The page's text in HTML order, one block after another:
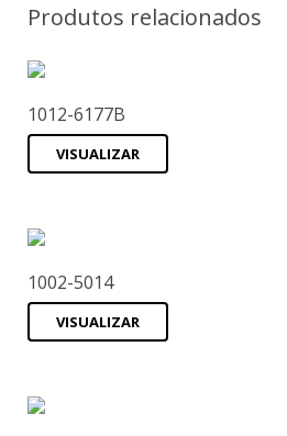
Produtos relacionados
1012-6177B
VISUALIZAR
1002-5014
VISUALIZAR